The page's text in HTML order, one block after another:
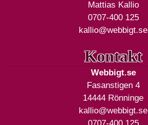
Mattias Kallio
0707-400 125
kallio@webbigt.se
Kontakt
Webbigt.se
Fasanstigen 4
14444 Rönninge
kallio@webbigt.se
0707-400 125